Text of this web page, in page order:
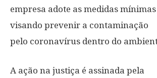
empresa adote as medidas
visando prevenir a contaminação
pelo coronavírus dentro do
A ação na justiça é assinada pela